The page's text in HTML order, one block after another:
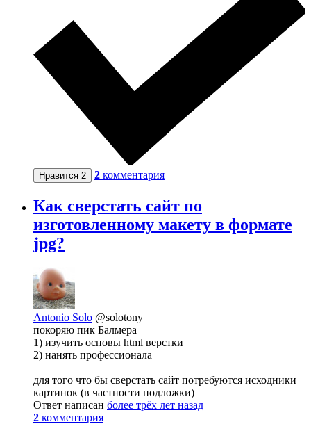
Нравится 2 2 комментария
Как сверстать сайт по
изготовленному макету в формате
jpg?
Antonio Solo @solotony
покоряю пик Балмера
1) изучить основы html верстки
2) нанять профессионала
для того что бы сверстать сайт потребуются исходники
картинок (в частности подложки)
Ответ написан более трёх лет назад
2 комментария